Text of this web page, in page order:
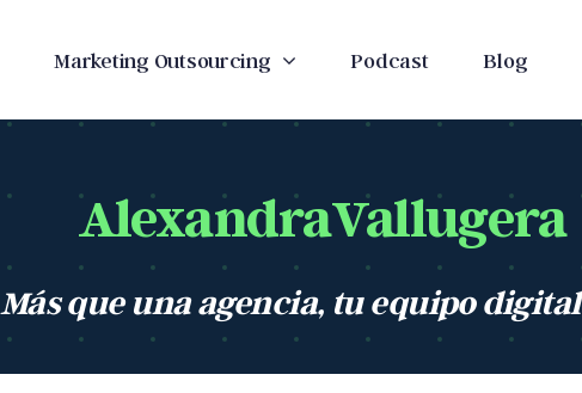
Marketing Outsourcing Podcast Blog
AlexandraVallugera
Más que una agencia, tu equipo digital